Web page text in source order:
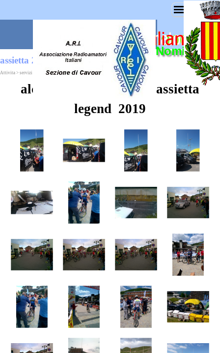
assietta 2019
Attivita > servizi radio > Assietta
alcune foto del servizio assietta
legend 2019